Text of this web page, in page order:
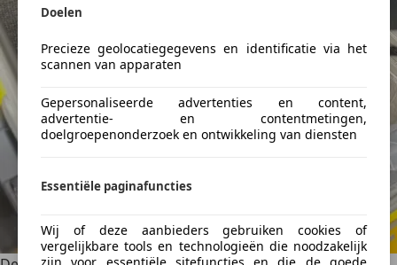
Doelen
Precieze geolocatiegegevens en identificatie via het
scannen van apparaten
Gepersonaliseerde advertenties en content,
advertentie- en contentmetingen,
doelgroepenonderzoek en ontwikkeling van diensten
Essentiële paginafuncties
Wij of deze aanbieders gebruiken cookies of
vergelijkbare tools en technologieën die noodzakelijk
zijn voor essentiële sitefuncties en die de goede